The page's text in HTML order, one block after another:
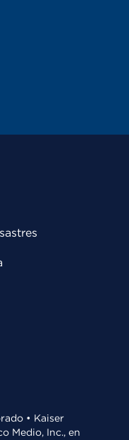
• Kaiser
Medio, Inc., en